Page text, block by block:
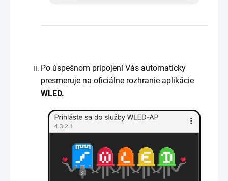
Po úspešnom pripojení Vás automaticky
presmeruje na oficiálne rozhranie aplikácie
WLED.